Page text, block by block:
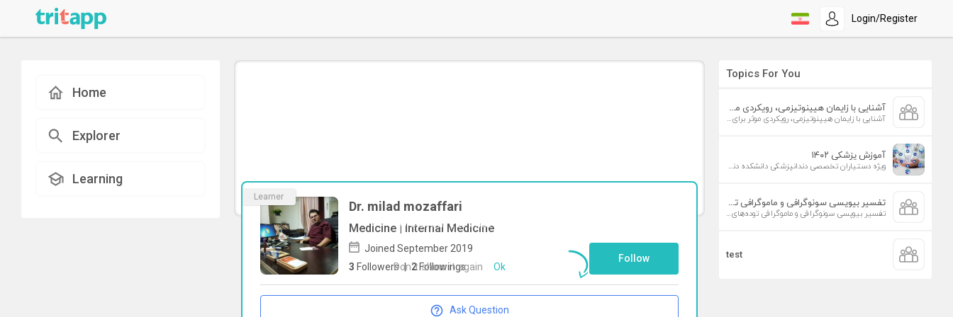
Login/Register
Home
Explorer
Learning
Learner
Dr. milad mozaffari
Medicine | Internal Medicine
Joined September 2019
3 Followers | 2 Followings
Follow
Ask Question
Topics For You
آشنایی با زایمان هیپنوتیزمی، رویکردی موثر برای افزایش تمایل به زایمان طبیعی
آشنایی با زایمان هیپنوتیزمی، رویکردی موثر برای افزایش تمایل به زایمان طبیعی
آموزش پزشکی ۱۴۰۲
ویژه دستیاران تخصصی دندانپزشکی دانشکده دندانپزشکی دانشگاه علوم پزشکی تهران
تفسیر بیوپسی سونوگرافی و ماموگرافی توده‌های پستان
تفسیر بیوپسی سونوگرافی و ماموگرافی توده‌های پستان
test
To start direct chat with
mozaffari
Click here
Don`t show it again Ok